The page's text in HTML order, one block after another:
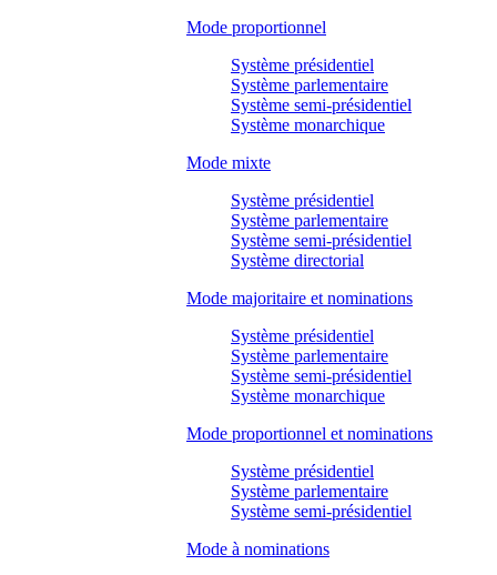
Mode proportionnel
Système présidentiel
Système parlementaire
Système semi-présidentiel
Système monarchique
Mode mixte
Système présidentiel
Système parlementaire
Système semi-présidentiel
Système directorial
Mode majoritaire et nominations
Système présidentiel
Système parlementaire
Système semi-présidentiel
Système monarchique
Mode proportionnel et nominations
Système présidentiel
Système parlementaire
Système semi-présidentiel
Mode à nominations